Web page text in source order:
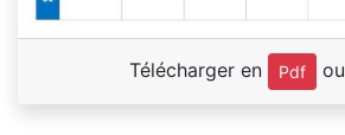
Télécharger en Pdf ou